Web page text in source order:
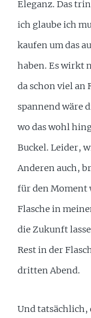
Eleganz. Das
ich glaube ich
kaufen um das
haben. Es wirkt
da schon viel an
spannend wäre
wo das wohl
Buckel. Leider,
Anderen auch,
für den Moment
Flasche in
die Zukunft
Rest in der
dritten Abend.
Und